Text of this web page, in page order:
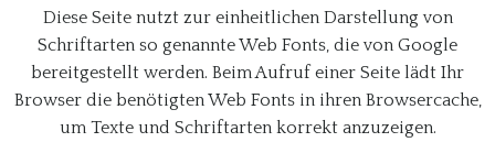
Diese Seite nutzt zur einheitlichen Darstellung von
Schriftarten so genannte Web Fonts, die von Google
bereitgestellt werden. Beim Aufruf einer Seite lädt Ihr
Browser die benötigten Web Fonts in ihren Browsercache,
um Texte und Schriftarten korrekt anzuzeigen.